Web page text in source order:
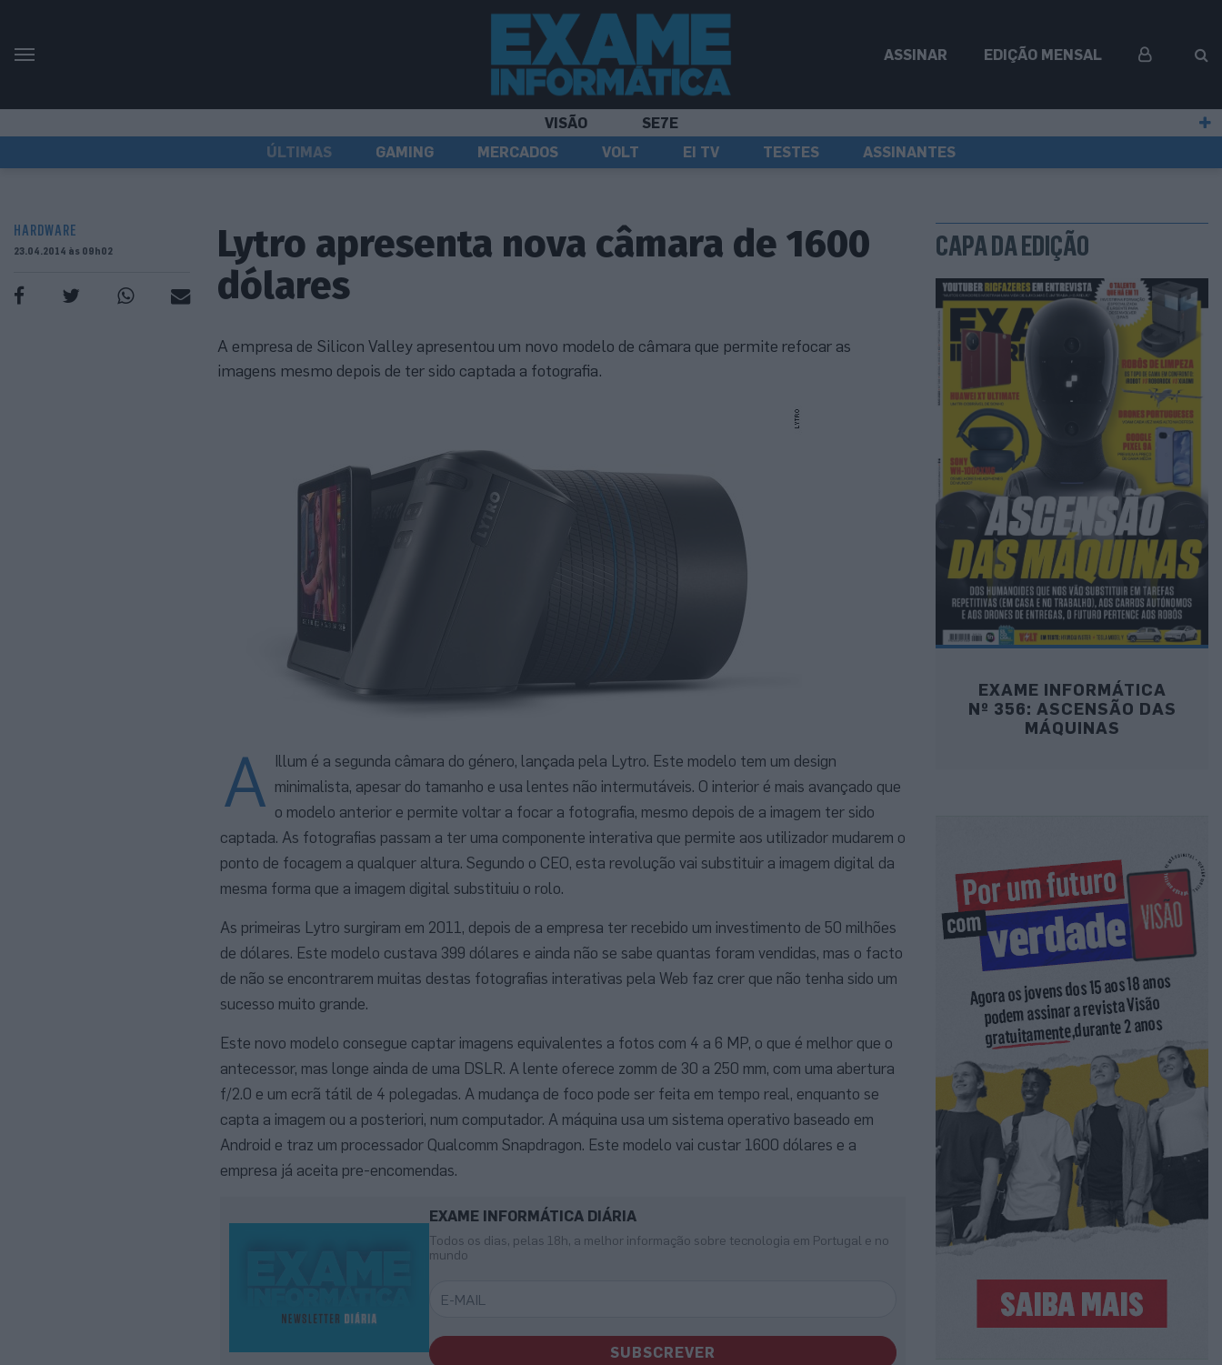
ASSINAR EDIÇÃO MENSAL
VISÃO
SE7E
ÚLTIMAS
GAMING MERCADOS VOLT EI TV TESTES ASSINANTES
HARDWARE
23.04.2014 às 09h02
Lytro apresenta nova câmara de 1600
dólares
A empresa de Silicon Valley apresentou um novo modelo de câmara que permite refocar as
imagens mesmo depois de ter sido captada a fotografia.
A Illum é a segunda câmara do género, lançada pela Lytro. Este modelo tem um design
minimalista, apesar do tamanho e usa lentes não intermutáveis. O interior é mais avançado que
o modelo anterior e permite voltar a focar a fotografia, mesmo depois de a imagem ter sido
captada. As fotografias passam a ter uma componente interativa que permite aos utilizador mudarem o
ponto de focagem a qualquer altura. Segundo o CEO, esta revolução vai substituir a imagem digital da
mesma forma que a imagem digital substituiu o rolo.
As primeiras Lytro surgiram em 2011, depois de a empresa ter recebido um investimento de 50 milhões
de dólares. Este modelo custava 399 dólares e ainda não se sabe quantas foram vendidas, mas o facto
de não se encontrarem muitas destas fotografias interativas pela Web faz crer que não tenha sido um
sucesso muito grande.
Este novo modelo consegue captar imagens equivalentes a fotos com 4 a 6 MP, o que é melhor que o
antecessor, mas longe ainda de uma DSLR. A lente oferece zomm de 30 a 250 mm, com uma abertura
f/2.0 e um ecrã tátil de 4 polegadas. A mudança de foco pode ser feita em tempo real, enquanto se
capta a imagem ou a posteriori, num computador. A máquina usa um sistema operativo baseado em
Android e traz um processador Qualcomm Snapdragon. Este modelo vai custar 1600 dólares e a
empresa já aceita pre-encomendas.
EXAME INFORMÁTICA DIÁRIA
Todos os dias, pelas 18h, a melhor informação sobre tecnologia em Portugal e no
mundo
SUBSCREVER
CAPA DA EDIÇÃO
EXAME INFORMÁTICA
Nº 356: ASCENSÃO DAS
MÁQUINAS